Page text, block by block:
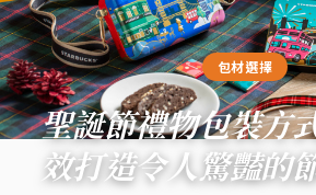
包材選擇
聖誕節禮物包裝方
效打造令人驚豔的